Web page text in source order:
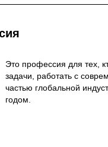
Это профессия для тех,
задачи, работать с
частью глобальной
годом.